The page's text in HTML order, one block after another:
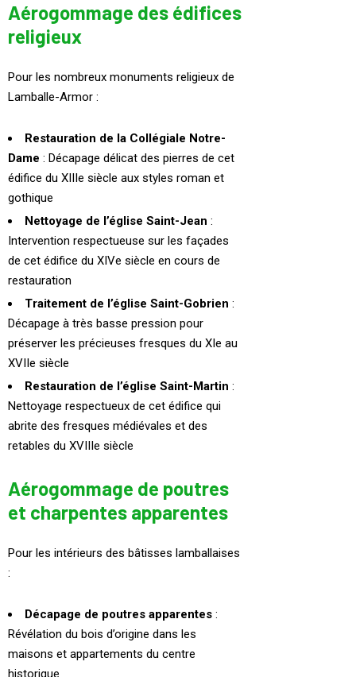
Aérogommage des édifices
religieux
Pour les nombreux monuments religieux de
Lamballe-Armor :
Restauration de la Collégiale Notre-
Dame : Décapage délicat des pierres de cet
édifice du XIIIe siècle aux styles roman et
gothique
Nettoyage de l’église Saint-Jean :
Intervention respectueuse sur les façades
de cet édifice du XIVe siècle en cours de
restauration
Traitement de l’église Saint-Gobrien :
Décapage à très basse pression pour
préserver les précieuses fresques du XIe au
XVIIe siècle
Restauration de l’église Saint-Martin :
Nettoyage respectueux de cet édifice qui
abrite des fresques médiévales et des
retables du XVIIIe siècle
Aérogommage de poutres
et charpentes apparentes
Pour les intérieurs des bâtisses lamballaises
:
Décapage de poutres apparentes :
Révélation du bois d’origine dans les
maisons et appartements du centre
historique